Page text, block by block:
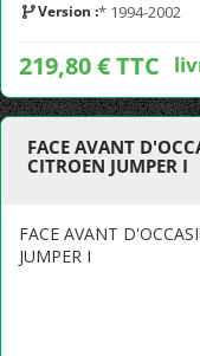
Version :* 1994-2002
219,80 € TTC
FACE AVANT
CITROEN JUMPER I
FACE AVANT
JUMPER I